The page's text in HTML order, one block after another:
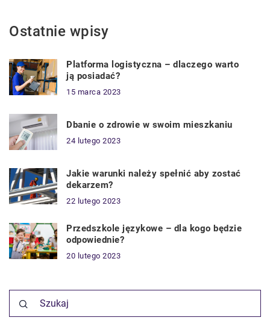
Ostatnie wpisy
Platforma logistyczna – dlaczego warto
ją posiadać?
15 marca 2023
Dbanie o zdrowie w swoim mieszkaniu
24 lutego 2023
Jakie warunki należy spełnić aby zostać
dekarzem?
22 lutego 2023
Przedszkole językowe – dla kogo będzie
odpowiednie?
20 lutego 2023